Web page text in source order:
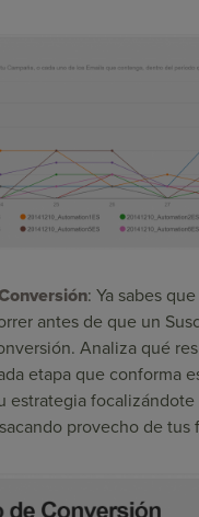
: Ya sabes
antes de que un
Analiza qué
etapa que conforma
estrategia
provecho de tus